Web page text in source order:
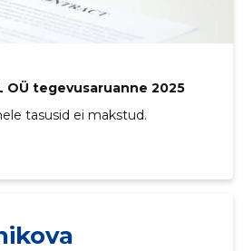
OÜ tegevusaruanne 2025
tasusid ei makstud.